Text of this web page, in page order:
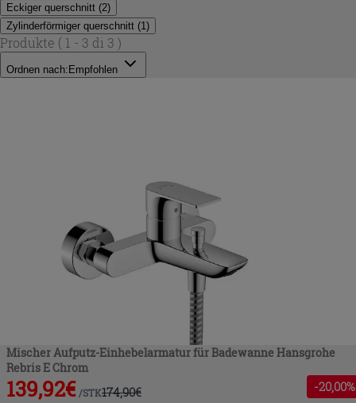
Eckiger querschnitt (2)
Zylinderförmiger querschnitt (1 )
Produkte ( 1 - 3 di 3 )
Ordnen nach: Empfohlen
Mischer Aufputz-Einhebelarmatur für Badewanne Hansgrohe
Rebris E Chrom
139,92€ /STK174,90€ -20,00%